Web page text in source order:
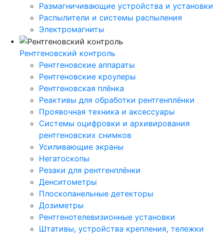
Размагничивающие устройства и установки
Распылители и системы распыления
Электромагниты
Рентгеновский контроль
Рентгеновские аппараты
Рентгеновские кроулеры
Рентгеновская плёнка
Реактивы для обработки рентгенплёнки
Проявочная техника и аксессуары
Системы оцифровки и архивирования
рентгеновских снимков
Усиливающие экраны
Негатоскопы
Резаки для рентгенплёнки
Денситометры
Плоскопанельные детекторы
Дозиметры
Рентгенотелевизионные установки
Штативы, устройства крепления, тележки